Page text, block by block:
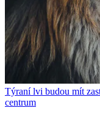
Týraní lvi budou mít
centrum